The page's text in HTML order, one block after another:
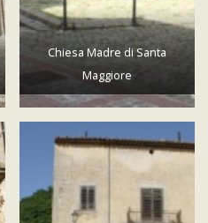
Chiesa Madre di Santa
Maggiore